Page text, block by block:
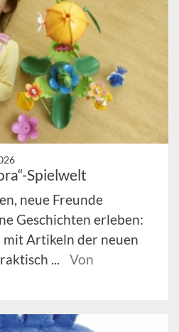
Spielwelt
neue Freunde
Geschichten erleben:
Artikeln der neuen
...
Von